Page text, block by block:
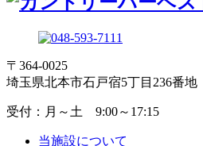
〒364-0025
埼玉県北本市石戸宿5丁目236番地
受付：月～土 9:00～17:15
当施設について